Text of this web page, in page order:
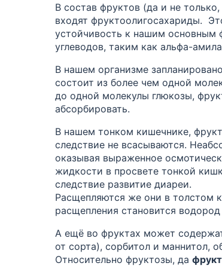
В состав фруктов (да и не только,
входят фруктоолигосахариды.
устойчивость к нашим основным
углеводов, таким как альфа-
В нашем организме
состоит из более чем одной
до одной молекулы глюкозы,
абсорбировать.
В нашем тонком кишечнике,
следствие не всасываются.
оказывая выраженное
жидкости в просвете тонкой
следствие развитие диареи.
Расщепляются же они в толстом
расщепления становится водород
А ещё во фруктах может
от сорта), сорбитол и маннитол,
Относительно фруктозы, да